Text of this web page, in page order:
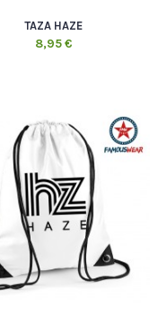
TAZA HAZE
8,95 €